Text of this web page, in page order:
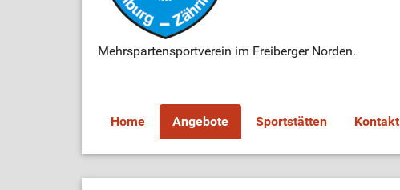
Mehrspartensportverein im Freiberger Norden.
Home Angebote Sportstätten Kontakt